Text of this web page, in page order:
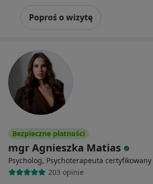
Poproś o wizytę
Bezpieczne płatności
mgr Agnieszka Matias
Psycholog, Psychoterapeuta certyfikowany
203 opinie